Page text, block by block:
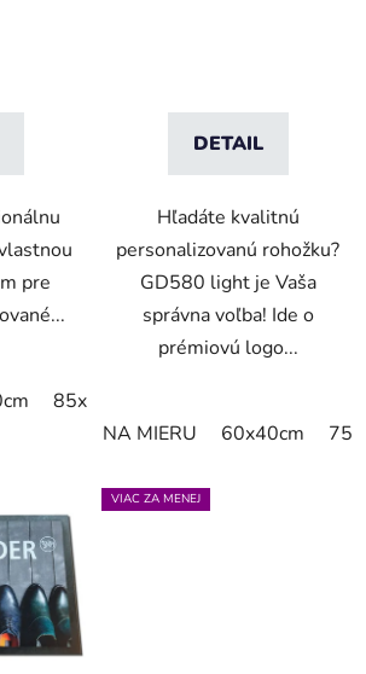
pre
85x60cm
DETAIL
Hľadáte kvalitnú
personalizovanú rohožku?
GD580 light je Vaša
správna voľba! Ide o
prémiovú logo...
NA MIERU 60x40cm
VIAC ZA MENEJ